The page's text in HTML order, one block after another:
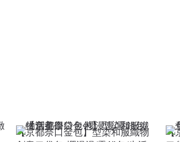
【京都奈口金包】型染和服織物
【